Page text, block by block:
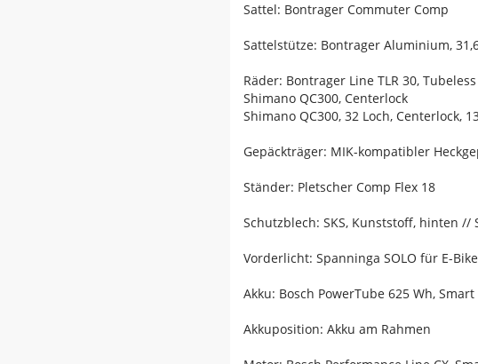
Sattel: Bontrager Commuter Comp
Sattelstütze: Bontrager Aluminium,
Räder: Bontrager Line TLR 30,
Shimano QC300, Centerlock
Shimano QC300, 32 Loch, Centerlock,
Gepäckträger: MIK-kompatibler
Ständer: Pletscher Comp Flex 18
Schutzblech: SKS, Kunststoff, hinten //
Vorderlicht: Spanninga SOLO für E-
Akku: Bosch PowerTube 625 Wh, Smart
Akkuposition: Akku am Rahmen